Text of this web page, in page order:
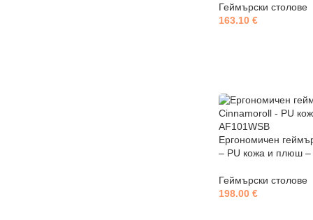
Геймърски столове
163.10 €
Ергономичен
– PU кожа и плюш –
Геймърски столове
198.00 €